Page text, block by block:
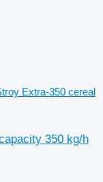
Extra-350 cereal
350 kg/h